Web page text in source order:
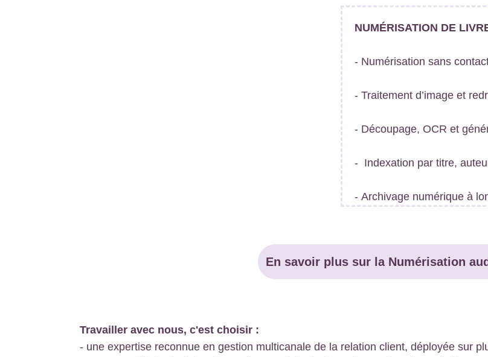
NUMÉRISATION DE
- Numérisation sans
- Traitement d’image et
- Découpage, OCR et
- Indexation par titre,
- Archivage numérique à
En savoir plus sur la Numérisation
Travailler avec nous, c'est choisir :
- une expertise reconnue en gestion multicanale de la relation client, déployée sur